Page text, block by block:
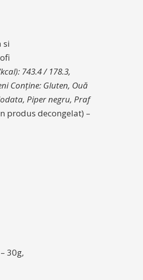
si
743.4 / 178.3,
Conține: Gluten, Ouă
Piper negru, Praf
produs decongelat) –
30g,